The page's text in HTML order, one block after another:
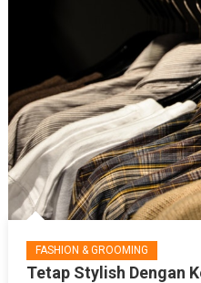
FASHION & GROOMING
Tetap Stylish Dengan